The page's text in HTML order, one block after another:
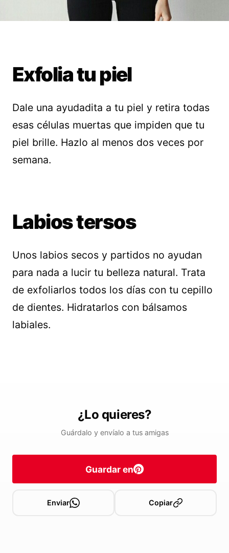
Exfolia tu piel
Dale una ayudadita a tu piel y retira todas
esas células muertas que impiden que tu
piel brille. Hazlo al menos dos veces por
semana.
Labios tersos
Unos labios secos y partidos no ayudan
para nada a lucir tu belleza natural. Trata
de exfoliarlos todos los días con tu cepillo
de dientes. Hidratarlos con bálsamos
labiales.
¿Lo quieres?
Guárdalo y envíalo a tus amigas
Guardar en
Enviar Copiar